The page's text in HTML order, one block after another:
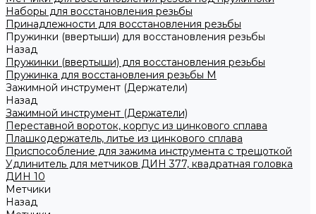
Наборы для восстановления резьбы
Принадлежности для восстановления резьбы
Пружинки (ввертыши) для восстановления резьбы
Назад
Пружинки (ввертыши) для восстановления резьбы
Пружинка для восстановления резьбы M
Зажимной инструмент (Держатели)
Назад
Зажимной инструмент (Держатели)
Переставной вороток, корпус из цинкового сплава
Плашкодержатель, литье из цинкового сплава
Приспособление для зажима инструмента с трещоткой
Удлинитель для метчиков ДИН 377, квадратная головка
ДИН 10
Метчики
Назад